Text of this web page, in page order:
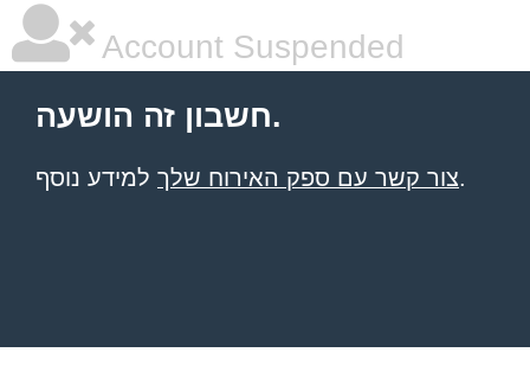
Account Suspended
חשבון זה הושעה.
צור קשר עם ספק האירוח שלךלמידע נוסף.